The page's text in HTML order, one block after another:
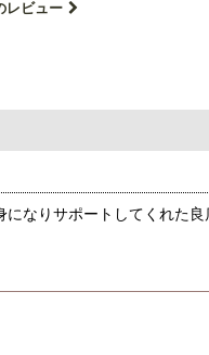
レビュー
なりサポートしてくれた良